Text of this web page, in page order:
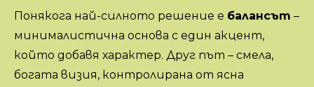
Понякога най-силното решение е балансът –
минималистична основа с един акцент,
който добавя характер. Друг път – смела,
богата визия, контролирана от ясна